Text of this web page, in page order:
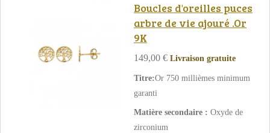
Boucles d'oreilles puces
arbre de vie ajouré .Or
9K
149,00 € Livraison gratuite
Titre:Or 750 millièmes minimum
garanti
Matière secondaire : Oxyde de
zirconium